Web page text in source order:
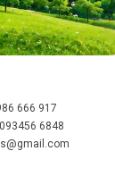
666 917
093456 6848